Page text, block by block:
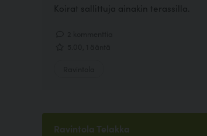
Koirat sallittuja ainakin terassilla.
Ravintola Telakka